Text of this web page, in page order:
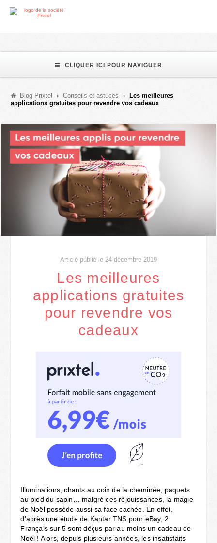
CLIQUER ICI POUR NAVIGUER
Blog Prixtel Conseils et astuces
Les meilleures
applications gratuites pour revendre vos cadeaux
Articlé publié le 24 décembre 2019
Les meilleures
applications gratuites
pour revendre vos
cadeaux
Illuminations, chants au coin de la cheminée, paquets
au pied du sapin… malgré ces réjouissances, la magie
de Noël possède aussi sa face cachée. En effet,
d’après une étude de Kantar TNS pour eBay, 2
Français sur 5 sont déçus par au moins un cadeau de
Noël ! Alors, depuis plusieurs années, les insatisfaits